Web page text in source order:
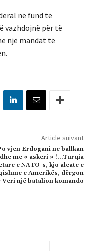
në fund të
vazhdojnë për të
një mandat të
Article suivant
vjen Erdogani ne ballkan
me « askeri » !…Turqia
e NATO-s, kjo aleate e
e Amerikës, dërgon
Veri një batalion komando